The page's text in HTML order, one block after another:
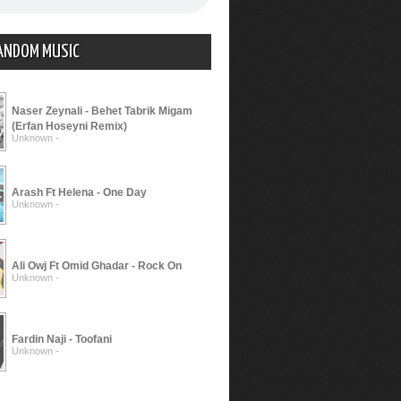
MUSIC
Naser Zeynali - Behet Tabrik Migam
(Erfan Hoseyni Remix)
Unknown -
Arash Ft Helena - One Day
Unknown -
Ali Owj Ft Omid Ghadar - Rock On
Unknown -
Fardin Naji - Toofani
Unknown -